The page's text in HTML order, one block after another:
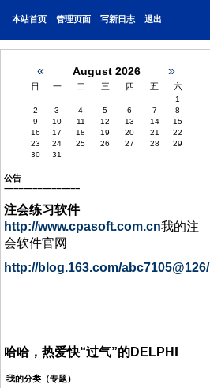
本站首页 管理页面 写新日志 退出
« August 2026 »
日 一 二 三 四 五 六
1
2
3 4 5 6 7
8
9
10 11 12 13 14
15
16
17 18 19 20 21
22
23
24 25 26 27 28
29
30
31
公告
================
注会练习软件
http://www.cpasoft.com.cn我的注
会软件官网
http://blog.163.com/abc7105@126/
哈哈，热爱快“过气”的DELPH I
我的分类（专题）